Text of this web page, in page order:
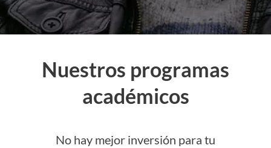
Nuestros programas
académicos
No hay mejor inversión para tu